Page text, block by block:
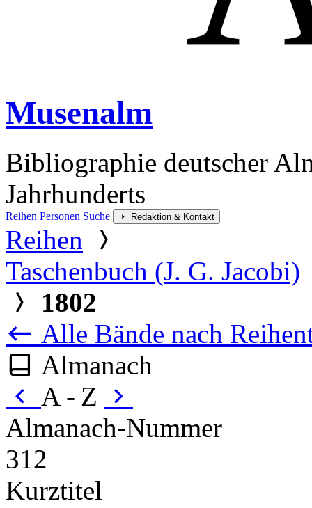
Musenalm
Bibliographie deutscher
Jahrhunderts
Reihen Personen Suche Redaktion & Kontakt
Reihen
Taschenbuch (J. G. Jacobi)
1802
Alle Bände nach
Almanach
A - Z
Almanach-Nummer
312
Kurztitel